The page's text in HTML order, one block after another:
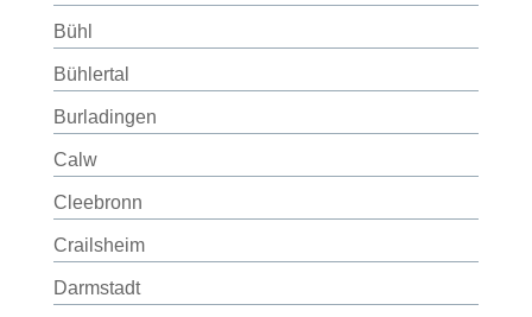
Bühl
Bühlertal
Burladingen
Calw
Cleebronn
Crailsheim
Darmstadt